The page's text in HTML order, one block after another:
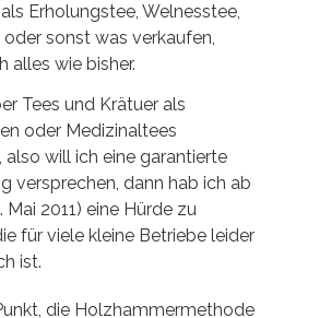
Erholungstee, Welnesstee,
sonst was verkaufen,
alles wie bisher.
Tees und Krätuer als
oder Medizinaltees
also will ich eine garantierte
versprechen, dann hab ich ab
Mai 2011) eine Hürde zu
für viele kleine Betriebe leider
ist.
die Holzhammermethode